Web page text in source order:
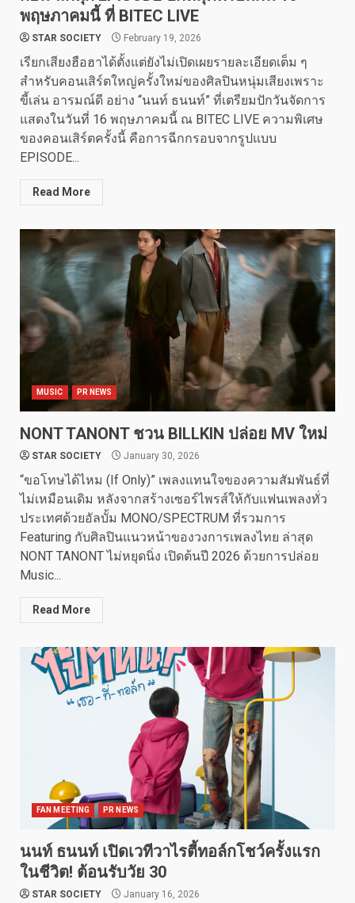
พฤษภาคมนี้ ที่ BITEC LIVE
STAR SOCIETY February 19, 2026
เรียกเสียงฮือฮาได้ตั้งแต่ยังไม่เปิดเผยรายละเอียดเต็ม ๆ
สำหรับคอนเสิร์ตใหญ่ครั้งใหม่ของศิลปินหนุ่มเสียงเพราะ
ขี้เล่น อารมณ์ดี อย่าง “นนท์ ธนนท์” ที่เตรียมปักวันจัดการ
แสดงในวันที่ 16 พฤษภาคมนี้ ณ BITEC LIVE ความพิเศษ
ของคอนเสิร์ตครั้งนี้ คือการฉีกกรอบจากรูปแบบ
EPISODE...
Read More
MUSIC PR NEWS
NONT TANONT ชวน BILLKIN ปล่อย MV ใหม่
STAR SOCIETY January 30, 2026
“ขอโทษได้ไหม (If Only)” เพลงแทนใจของความสัมพันธ์ที่
ไม่เหมือนเดิม หลังจากสร้างเซอร์ไพรส์ให้กับแฟนเพลงทั่ว
ประเทศด้วยอัลบั้ม MONO/SPECTRUM ที่รวมการ
Featuring กับศิลปินแนวหน้าของวงการเพลงไทย ล่าสุด
NONT TANONT ไม่หยุดนิ่ง เปิดต้นปี 2026 ด้วยการปล่อย
Music...
Read More
FAN MEETING PR NEWS
นนท์ ธนนท์ เปิดเวทีวาไรตี้ทอล์กโชว์ครั้งแรก
ในชีวิต! ต้อนรับวัย 30
STAR SOCIETY January 16, 2026